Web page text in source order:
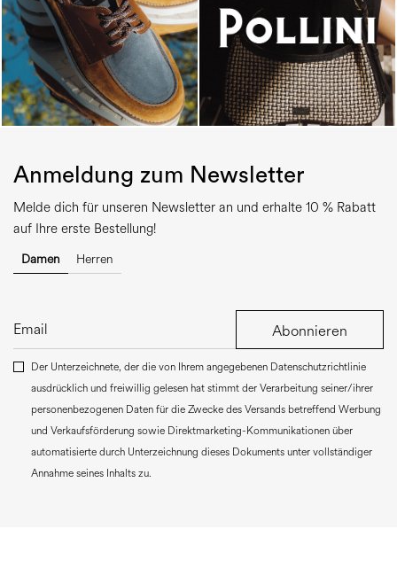
Anmeldung zum Newsletter
Melde dich für unseren Newsletter an und erhalte 10 % Rabatt
auf Ihre erste Bestellung!
Damen Herren
Abonnieren
Der Unterzeichnete, der die von Ihrem angegebenen Datenschutzrichtlinie
ausdrücklich und freiwillig gelesen hat stimmt der Verarbeitung seiner/ihrer
personenbezogenen Daten für die Zwecke des Versands betreffend Werbung
und Verkaufsförderung sowie Direktmarketing-Kommunikationen über
automatisierte durch Unterzeichnung dieses Dokuments unter vollständiger
Annahme seines Inhalts zu.